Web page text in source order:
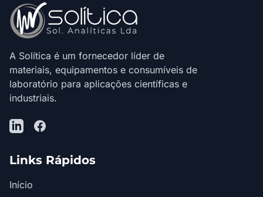
A Solítica é um fornecedor líder de
materiais, equipamentos e consumíveis de
laboratório para aplicações científicas e
industriais.
LinkedInFacebook
Links Rápidos
Início